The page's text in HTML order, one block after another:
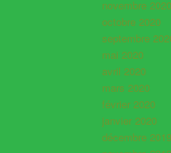
novembre 2020
octobre 2020
septembre
mai 2020
avril 2020
mars 2020
février 2020
janvier 2020
décembre 2019